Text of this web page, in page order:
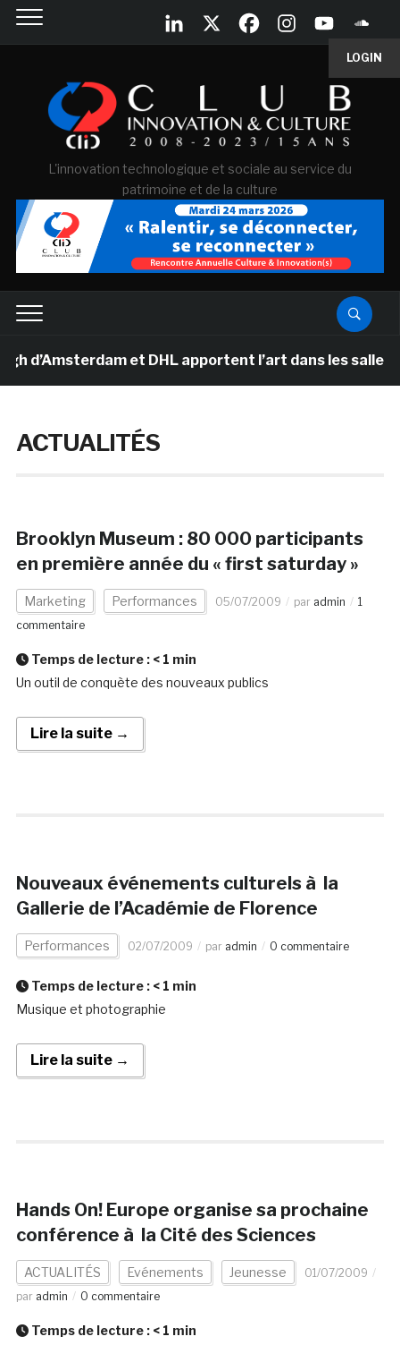
LOGIN
L'innovation technologique et sociale au service du
patrimoine et de la culture
et DHL apportent l’art dans les salles de
ACTUALITÉS
Brooklyn Museum : 80 000 participants
en première année du « first saturday »
Marketing Performances 05/07/2009 par admin
1
commentaire
Temps de lecture : < 1 min
Un outil de conquète des nouveaux publics
Lire la suite →
Nouveaux événements culturels à la
Gallerie de l’Académie de Florence
Performances 02/07/2009 par admin 0 commentaire
Temps de lecture : < 1 min
Musique et photographie
Lire la suite →
Hands On! Europe organise sa prochaine
conférence à la Cité des Sciences
ACTUALITÉS Evénements Jeunesse
01/07/2009
par admin 0 commentaire
Temps de lecture : < 1 min